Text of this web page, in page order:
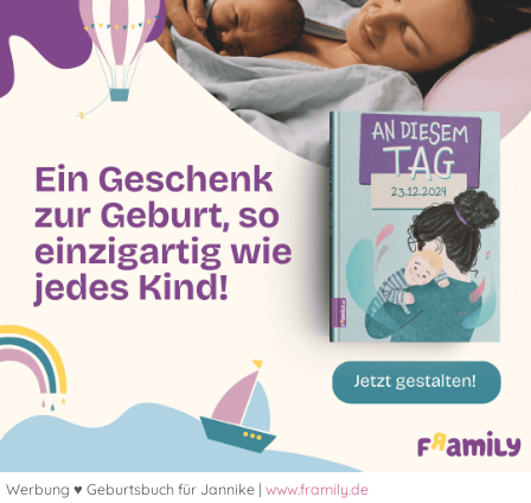
Werbung ♥ Geburtsbuch für Jannike | www.framily.de